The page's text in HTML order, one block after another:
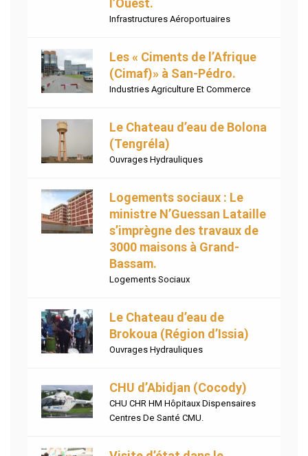
l’Ouest.
Infrastructures Aéroportuaires
Les « Ciments de l’Afrique
(Cimaf)» à San-Pédro.
Industries Agriculture Et Commerce
Le Chateau d’eau de Bolona
(Tengréla)
Ouvrages Hydrauliques
Logements sociaux : Le
ministre N’Guessan Lataille
s’imprègne des travaux de
3000 maisons à Grand-
Bassam.
Logements Sociaux
Le Chateau d’eau de
Brokoua (Région d’Issia)
Ouvrages Hydrauliques
CHU d’Abidjan (Cocody)
CHU CHR HM Hôpitaux Dispensaires
Centres De Santé CMU.